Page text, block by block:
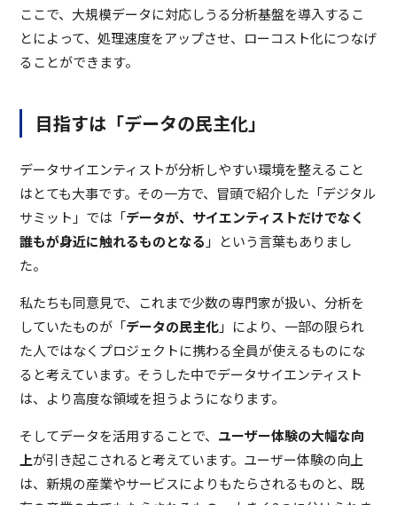
ここで、大規模データに対応しうる分析基盤を導入するこ
とによって、処理速度をアップさせ、ローコスト化につなげ
ることができます。
目指すは「データの民主化」
データサイエンティストが分析しやすい環境を整えること
はとても大事です。その一方で、冒頭で紹介した「デジタル
サミット」では「データが、サイエンティストだけでなく
誰もが身近に触れるものとなる 」という言葉もありまし
た。
私たちも同意見で、これまで少数の専門家が扱い、分析を
していたものが「データの民主化」により、一部の限られ
た人ではなくプロジェクトに携わる全員が使えるものにな
ると考えています。そうした中でデータサイエンティスト
は、より高度な領域を担うようになります。
そしてデータを活用することで、 ユーザー体験の大幅な向
上が引き起こされると考えています。ユーザー体験の向上
は、新規の産業やサービスによりもたらされるものと、既